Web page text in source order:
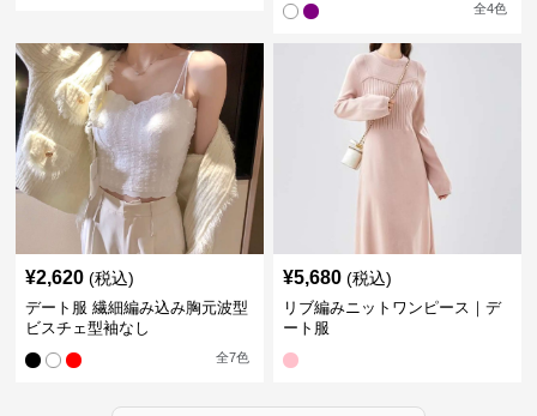
全4色
¥2,620 (税込)
デート服 繊細編み込み胸元波型
ビスチェ型袖なし
全7色
¥5,680 (税込)
リブ編みニットワンピース｜デ
ート服